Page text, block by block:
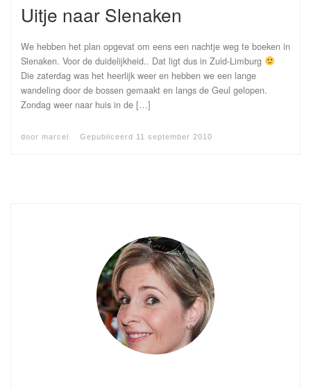
Uitje naar Slenaken
We hebben het plan opgevat om eens een nachtje weg te boeken in
Slenaken. Voor de duidelijkheid.. Dat ligt dus in Zuid-Limburg
Die zaterdag was het heerlijk weer en hebben we een lange
wandeling door de bossen gemaakt en langs de Geul gelopen.
Zondag weer naar huis in de […]
door marcel Gepubliceerd 11 september 2010